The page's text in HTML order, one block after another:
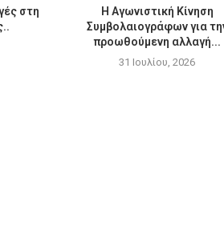
στη
Η Αγωνιστική Κίνηση
Συμβολαιογράφων για
προωθούμενη αλλαγή...
31 Ιουλίου, 2026